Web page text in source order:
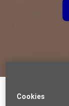
Retour
Cookies